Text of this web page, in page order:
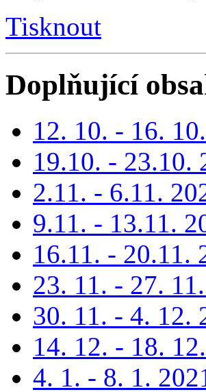
Tisknout
Doplňující
12. 10. - 16.
19.10. - 23.10.
2.11. - 6.11.
9.11. - 13.11.
16.11. - 20.11.
23. 11. - 27.
30. 11. - 4. 12.
14. 12. - 18.
4. 1. - 8. 1.